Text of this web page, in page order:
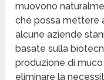
muovono
che possa mettere
alcune aziende
basate sulla
produzione di
eliminare la